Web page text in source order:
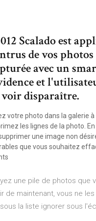
Scalado est
de vos
avec un
et
disparaître.
votre photo dans la galerie
les lignes de la photo.
une image non
que vous souhaitez
une pile de photos que
de maintenant, vous ne
la liste ignorer sous